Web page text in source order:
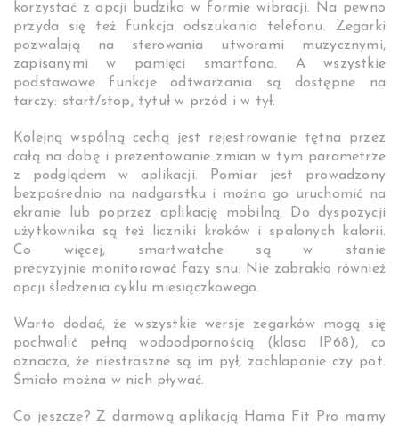
korzystać z opcji budzika w formie wibracji. Na pewno
przyda się też funkcja odszukania telefonu. Zegarki
pozwalają na sterowania utworami muzycznymi,
zapisanymi w pamięci smartfona. A wszystkie
podstawowe funkcje odtwarzania są dostępne na
tarczy: start/stop, tytuł w przód i w tył.
Kolejną wspólną cechą jest rejestrowanie tętna przez
całą na dobę i prezentowanie zmian w tym parametrze
z podglądem w aplikacji. Pomiar jest prowadzony
bezpośrednio na nadgarstku i można go uruchomić na
ekranie lub poprzez aplikację mobilną. Do dyspozycji
użytkownika są też liczniki kroków i spalonych kalorii.
Co więcej, smartwatche są w stanie
precyzyjnie monitorować fazy snu. Nie zabrakło również
opcji śledzenia cyklu miesiączkowego.
Warto dodać, że wszystkie wersje zegarków mogą się
pochwalić pełną wodoodpornością (klasa IP68), co
oznacza, że niestraszne są im pył, zachlapanie czy pot.
Śmiało można w nich pływać.
Co jeszcze? Z darmową aplikacją Hama Fit Pro mamy